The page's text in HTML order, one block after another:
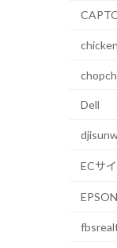
Dell
ECサ
EPSON